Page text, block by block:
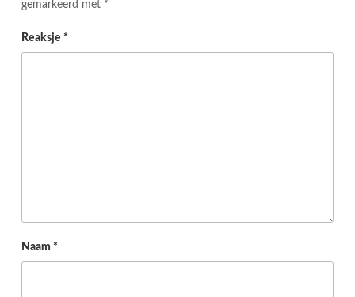
gemarkeerd met *
Reaksje *
Naam *